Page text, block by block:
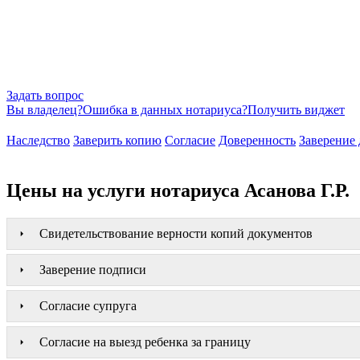
Задать вопрос
Вы владелец?Ошибка в данных нотариуса?Получить виджет
Наследство Заверить копию Согласие Доверенность Заверение
Цены на услуги нотариуса Асанова Г.Р.
Свидетельствование верности копий документов
Заверение подписи
Согласие супруга
Согласие на выезд ребенка за границу